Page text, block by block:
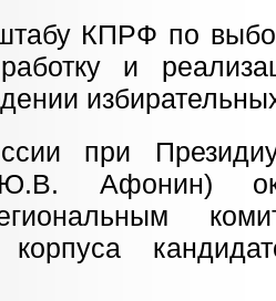
КПРФ по
и
при
Афонин)
корпуса